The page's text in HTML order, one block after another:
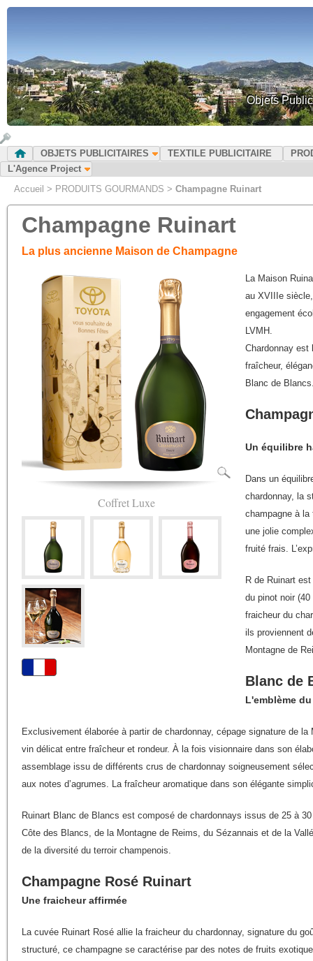
Objets
OBJETS PUBLICITAIRES TEXTILE PUBLICITAIRE
L'Agence Project
Accueil > PRODUITS GOURMANDS > Champagne Ruinart
Champagne Ruinart
La plus ancienne Maison de Champagne
Coffret Luxe
La Maison
au XVIIIe
engagement
LVMH.
Chardonnay est
fraîcheur,
Blanc de
Un équilibre
Dans un
chardonnay, la
champagne à la
une jolie
fruité frais.
R de Ruinart
du pinot noir
fraicheur du
ils proviennent
Montagne de
Blanc de
L'emblème
Exclusivement élaborée à partir de chardonnay, cépage signature de
vin délicat entre fraîcheur et rondeur. À la fois visionnaire dans son
assemblage issu de différents crus de chardonnay soigneusement
aux notes d’agrumes. La fraîcheur aromatique dans son élégante
Ruinart Blanc de Blancs est composé de chardonnays issus de 25 à
Côte des Blancs, de la Montagne de Reims, du Sézannais et de la
de la diversité du terroir champenois.
Champagne Rosé Ruinart
Une fraicheur affirmée
La cuvée Ruinart Rosé allie la fraicheur du chardonnay, signature du
structuré, ce champagne se caractérise par des notes de fruits